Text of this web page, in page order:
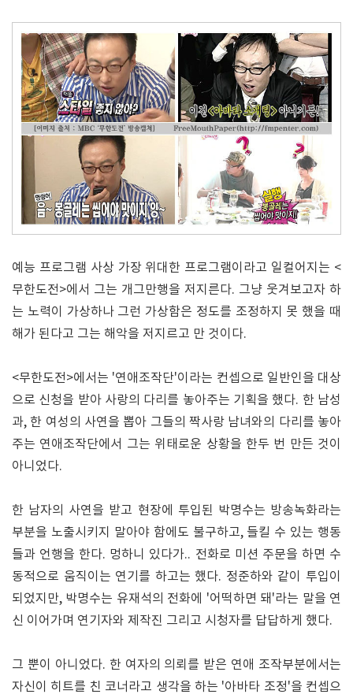
예능 프로그램 사상 가장 위대한 프로그램이라고 일컬어지는 <
무한도전>에서 그는 개그만행을 저지른다. 그냥 웃겨보고자 하
는 노력이 가상하나 그런 가상함은 정도를 조정하지 못 했을 때
해가 된다고 그는 해악을 저지르고 만 것이다.
<무한도전>에서는 '연애조작단'이라는 컨셉으로 일반인을 대상
으로 신청을 받아 사랑의 다리를 놓아주는 기획을 했다. 한 남성
과, 한 여성의 사연을 뽑아 그들의 짝사랑 남녀와의 다리를 놓아
주는 연애조작단에서 그는 위태로운 상황을 한두 번 만든 것이
아니었다.
한 남자의 사연을 받고 현장에 투입된 박명수는 방송녹화라는
부분을 노출시키지 말아야 함에도 불구하고, 들킬 수 있는 행동
들과 언행을 한다. 멍하니 있다가.. 전화로 미션 주문을 하면 수
동적으로 움직이는 연기를 하고는 했다. 정준하와 같이 투입이
되었지만, 박명수는 유재석의 전화에 '어떡하면 돼'라는 말을 연
신 이어가며 연기자와 제작진 그리고 시청자를 답답하게 했다.
그 뿐이 아니었다. 한 여자의 의뢰를 받은 연애 조작부분에서는
자신이 히트를 친 코너라고 생각을 하는 '아바타 조정'을 컨셉으